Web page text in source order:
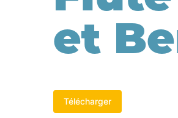
et
Télécharger